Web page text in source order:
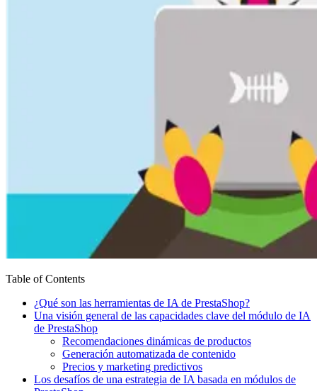
Table of Contents
¿Qué son las herramientas de IA de PrestaShop?
Una visión general de las capacidades clave del módulo de IA
de PrestaShop
Recomendaciones dinámicas de productos
Generación automatizada de contenido
Precios y marketing predictivos
Los desafíos de una estrategia de IA basada en módulos de